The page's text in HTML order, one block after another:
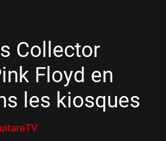
Collector
Floyd en
les kiosques